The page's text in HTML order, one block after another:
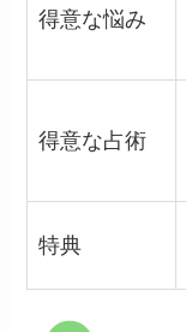
得意な悩み
得意な占術
特典